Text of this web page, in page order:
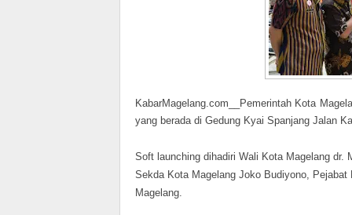
KabarMagelang.com__Pemerintah Kota
yang berada di Gedung Kyai Spanjang Jalan
Soft launching dihadiri Wali Kota Magelang
Sekda Kota Magelang Joko Budiyono,
Magelang.